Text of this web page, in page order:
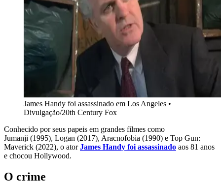
James Handy foi assassinado em Los Angeles •
Divulgação/20th Century Fox
Conhecido por seus papeis em grandes filmes como
Jumanji (1995), Logan (2017), Aracnofobia (1990) e Top Gun:
Maverick (2022), o atorJames Handy foi assassinado aos 81 anos
e chocou Hollywood.
O crime